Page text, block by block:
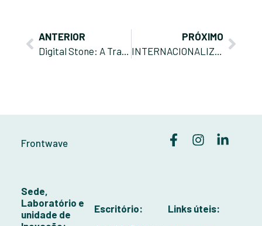
ANTERIOR
Digital Stone: A Transformação Digital e Sustentável da Indústria da Pedra Natural
PRÓXIMO
INTERNACIONALIZAÇÃO DAS PME – PORTUGAL 2030
Frontwave
Sede,
Laboratório e
unidade de
Escritório:
Links úteis: